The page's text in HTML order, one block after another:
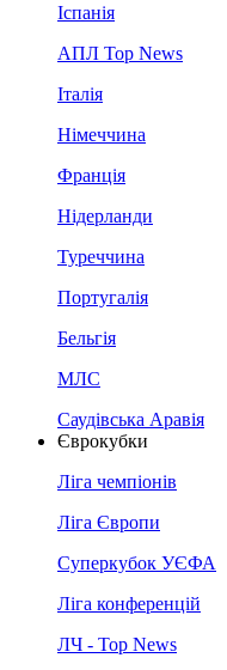
Іспанія
АПЛ Top News
Італія
Німеччина
Франція
Нідерланди
Туреччина
Португалія
Бельгія
МЛС
Саудівська Аравія
Єврокубки
Ліга чемпіонів
Ліга Європи
Суперкубок УЄФА
Ліга конференцій
ЛЧ - Top News